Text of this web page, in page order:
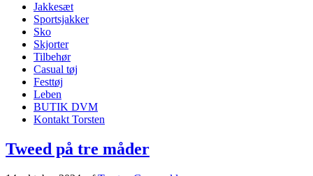
Jakkesæt
Sportsjakker
Sko
Skjorter
Tilbehør
Casual tøj
Festtøj
Leben
BUTIK DVM
Kontakt Torsten
Tweed på tre måder